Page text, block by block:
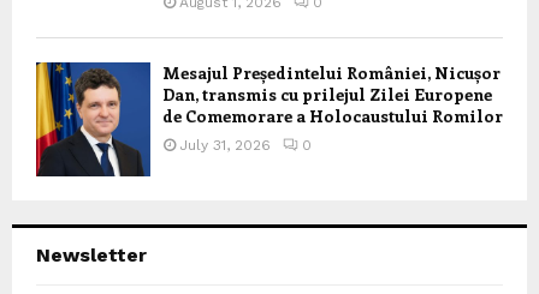
Mesajul Președintelui României, Nicușor
Dan, transmis cu prilejul Zilei Europene
de Comemorare a Holocaustului Romilor
July 31, 2026 0
Newsletter